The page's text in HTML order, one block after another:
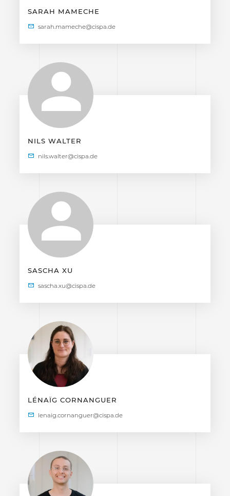
SARAH MAMECHE
NILS WALTER
SASCHA XU
LÉNAÏG CORNANGUER